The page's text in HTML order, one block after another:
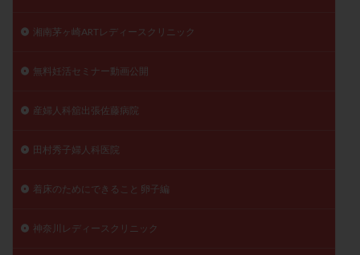
湘南茅ヶ崎ARTレディースクリニック
無料妊活セミナー動画公開
産婦人科舘出張佐藤病院
田村秀子婦人科医院
着床のためにできること 卵子編
神奈川レディースクリニック